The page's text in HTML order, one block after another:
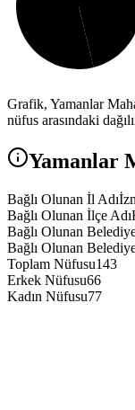
Grafik, Yamanlar
nüfus arasındaki
Yamanlar
Bağlı Olunan İl Adı
Bağlı Olunan İlçe Adı
Bağlı Olunan
Bağlı Olunan
Toplam Nüfusu143
Erkek Nüfusu66
Kadın Nüfusu77